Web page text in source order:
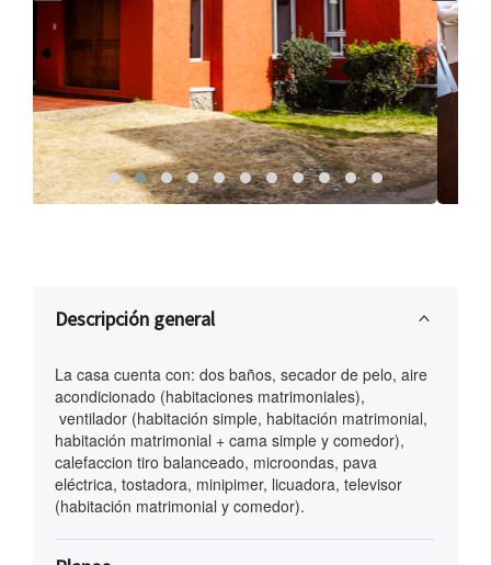
descripción general
La casa cuenta con: dos baños, secador de pelo, aire
acondicionado (habitaciones matrimoniales),
ventilador (habitación simple, habitación matrimonial,
habitación matrimonial + cama simple y comedor),
calefaccion tiro balanceado, microondas, pava
eléctrica, tostadora, minipimer, licuadora, televisor
(habitación matrimonial y comedor).